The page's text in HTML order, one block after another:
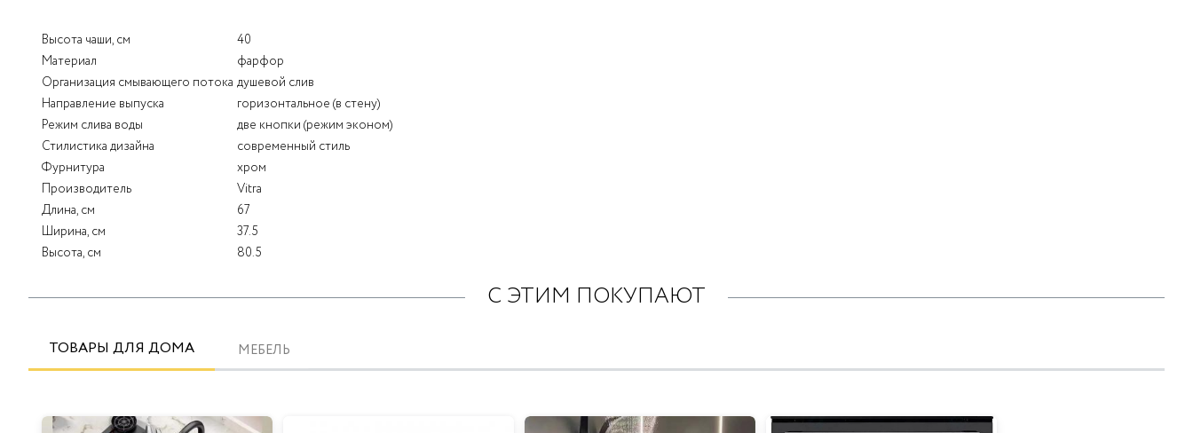
Высота чаши, см
40
Материал
фарфор
Организация смывающего потока душевой слив
Направление выпуска
горизонтальное (в стену)
Режим слива воды
две кнопки (режим эконом)
Стилистика дизайна
современный стиль
Фурнитура
хром
Производитель
Vitra
Длина, см
67
Ширина, см
37.5
Высота, см
80.5
С ЭТИМ ПОКУПАЮТ
ТОВАРЫ ДЛЯ ДОМА МЕБЕЛЬ